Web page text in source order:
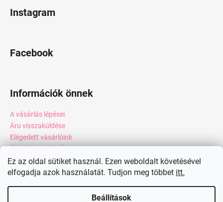
Ez az oldal sütiket használ. Ezen weboldalt követésével
elfogadja azok használatát. Tudjon meg többet itt.
Beállítások
Instagram
Facebook
Információk önnek
A vásárlás lépései
Áru visszaküldése
Elégedett vásárlóink
Üzleti feltételek (ÁSZF)
Adatkezelési tájékoztató
Webáruház értékelése